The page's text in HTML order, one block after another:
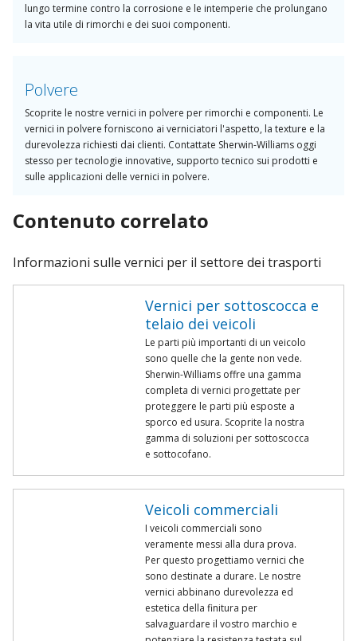
lungo termine contro la corrosione e le intemperie che prolungano
la vita utile di rimorchi e dei suoi componenti.
Polvere
Scoprite le nostre vernici in polvere per rimorchi e componenti. Le
vernici in polvere forniscono ai verniciatori l'aspetto, la texture e la
durevolezza richiesti dai clienti. Contattate Sherwin-Williams oggi
stesso per tecnologie innovative, supporto tecnico sui prodotti e
sulle applicazioni delle vernici in polvere.
Contenuto correlato
Informazioni sulle vernici per il settore dei trasporti
Vernici per sottoscocca e
telaio dei veicoli
Le parti più importanti di un veicolo
sono quelle che la gente non vede.
Sherwin-Williams offre una gamma
completa di vernici progettate per
proteggere le parti più esposte a
sporco ed usura. Scoprite la nostra
gamma di soluzioni per sottoscocca
e sottocofano.
Veicoli commerciali
I veicoli commerciali sono
veramente messi alla dura prova.
Per questo progettiamo vernici che
sono destinate a durare. Le nostre
vernici abbinano durevolezza ed
estetica della finitura per
salvaguardare il vostro marchio e